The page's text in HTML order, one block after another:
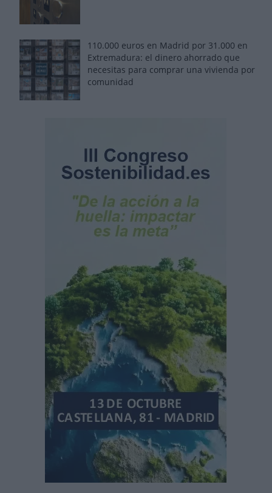
110.000 euros en Madrid por 31.000 en
Extremadura: el dinero ahorrado que
necesitas para comprar una vivienda por
comunidad